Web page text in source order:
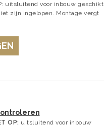
uitsluitend voor inbouw geschikt
zijn ingelopen. Montage vergt
OP: uitsluitend voor inbouw